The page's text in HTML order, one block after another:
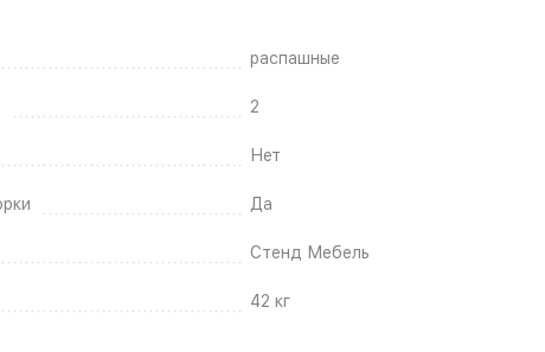
распашные
2
Нет
Да
Стенд Мебель
42 кг